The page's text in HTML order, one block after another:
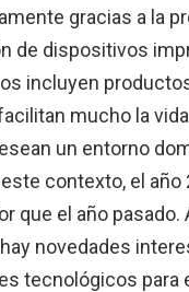
gracias a la
de dispositivos
incluyen
mucho la
un entorno
contexto, el año
que el año pasado.
novedades
tecnológicos para